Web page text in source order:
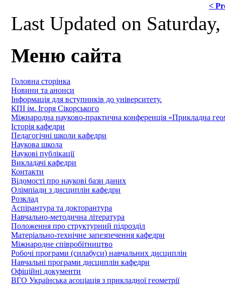
<
Last Updated on
Меню сайта
Головна сторінка
Новини та анонси
Інформація для вступників до університету.
КПІ ім. Ігоря Сікорського
Міжнародна науково-практична конференція «Прикладна
Історія кафедри
Педагогічні школи кафедри
Наукова школа
Наукові публікації
Викладачі кафедри
Контакти
Відомості про наукові бази даних
Олімпіади з дисциплін кафедри
Розклад
Аспірантура та докторантура
Навчально-методична література
Положення про структурний підрозділ
Матеріально-технічне запезпечення кафедри
Міжнародне співробітництво
Робочі програми (силабуси) навчальних дисциплін
Навчальні програми дисциплін кафедри
Офіційні документи
ВГО Українська асоціація з прикладної геометрії